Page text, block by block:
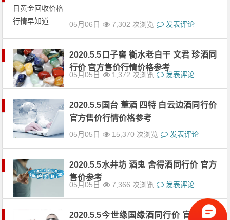
05月06日 7,302 次浏览 发表评论
2020.5.5口子窖 衡水老白干 文君 珍酒同
行价 官方售价行情价格参考
05月05日 1,372 次浏览 发表评论
2020.5.5国台 董酒 四特 白云边酒同行价
官方售价行情价格参考
05月05日 15,370 次浏览 发表评论
2020.5.5水井坊 酒鬼 舍得酒同行价 官方
售价参考
05月05日 7,366 次浏览 发表评论
2020.5.5今世缘国缘酒同行价 官方售价